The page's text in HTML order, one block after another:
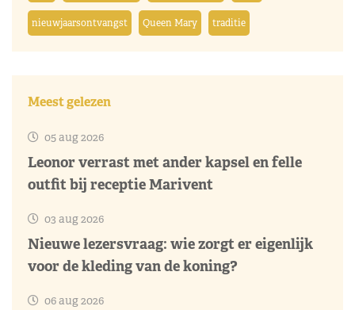
nieuwjaarsontvangst Queen Mary traditie
Meest gelezen
05 aug 2026
Leonor verrast met ander kapsel en felle
outfit bij receptie Marivent
03 aug 2026
Nieuwe lezersvraag: wie zorgt er eigenlijk
voor de kleding van de koning?
06 aug 2026